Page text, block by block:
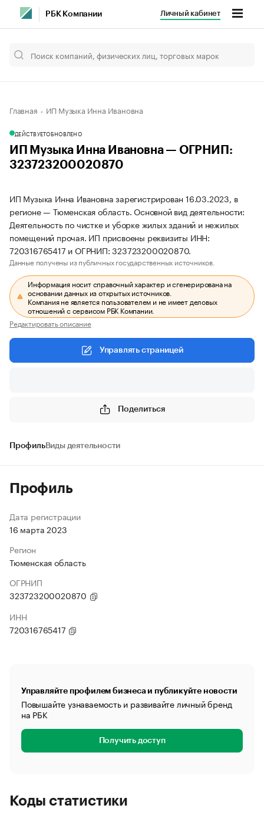
РБК Компании Личный кабинет
Главная ИП Музыка Инна Ивановна
ДЕЙСТВУЕТОБНОВЛЕНО
ИП Музыка Инна Ивановна — ОГРНИП:
323723200020870
ИП Музыка Инна Ивановна зарегистрирован 16.03.2023, в
регионе — Тюменская область. Основной вид деятельности:
Деятельность по чистке и уборке жилых зданий и нежилых
помещений прочая. ИП присвоены реквизиты ИНН:
720316765417 и ОГРНИП: 323723200020870.
Данные получены из публичных государственных источников.
Информация носит справочный характер и сгенерирована на
основании данных из открытых источников.
Компания не является пользователем и не имеет деловых
отношений с сервисом РБК Компании.
Редактировать описание
Управлять страницей
Поделиться
ПрофильВиды деятельности
Профиль
Дата регистрации
16 марта 2023
Регион
Тюменская область
ОГРНИП
323723200020870
ИНН
720316765417
Управляйте профилем бизнеса и публикуйте новости
Повышайте узнаваемость и развивайте личный бренд
на РБК
Получить доступ
Коды статистики